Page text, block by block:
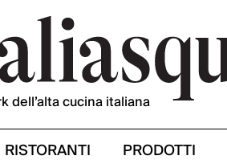
dell’alta cucina italiana
RISTORANTI PRODOTTI